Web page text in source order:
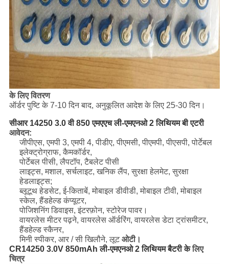
के लिए वितरण
ऑर्डर पुष्टि के 7-10 दिन बाद, अनुकूलित आदेश के लिए 25-30 दिन।
सीआर 14250 3.0 वी 850 एमएएच ली-एमएनओ 2 लिथियम बी एटरी
आवेदन:
जीपीएस, एमपी 3, एमपी 4, पीडीए, पीएमसी, पीएमपी, पीएसपी, पोर्टेबल
इलेक्ट्रोग्राफ, कैमकॉर्डर,
पोर्टेबल पीसी, लैपटॉप, टैबलेट पीसी
लाइट्स, मशाल, सर्चलाइट, खनिक लैंप, सुरक्षा हेलमेट, सुरक्षा
हेडलाइट्स;
ब्लूटूथ हेडसेट, ई-किताबें, मोबाइल डीवीडी, मोबाइल टीवी, मोबाइल
स्केल, हैंडहेल्ड कंप्यूटर,
पोजिशनिंग डिवाइस, इंटरफ़ोन, स्टोरेज पावर।
वायरलेस मीटर पढ़ने, वायरलेस ऑर्डरिंग, वायरलेस डेटा ट्रांसमीटर,
हैंडहेल्ड स्कैनर,
मिनी स्पीकर, आर / सी खिलौने, लूटओटी।
CR14250 3.0V 850mAh ली-एमएनओ 2 लिथियम बैटरी केलिए
चित्र